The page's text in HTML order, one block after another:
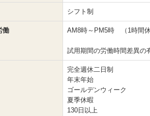
シフト制
働 AM8時～PM5時 （1時間休
試用期間の労働時間差異の
完全週休二日制
年末年始
ゴールデンウィーク
夏季休暇
130日以上